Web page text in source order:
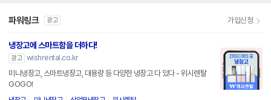
파워링크 광고 가입신청
냉장고에 스마트함을 더하다!
광고 wishrental.co.kr
미니냉장고, 스마트냉장고, 대용량 등 다양한 냉장고 다 있다 - 위시렌탈
GOGO!